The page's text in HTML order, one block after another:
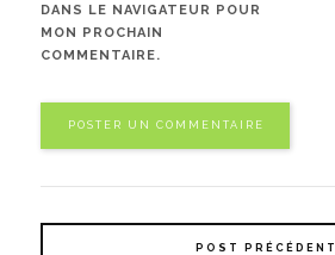
DANS LE NAVIGATEUR POUR
MON PROCHAIN
COMMENTAIRE.
POST PRÉCÉDENT